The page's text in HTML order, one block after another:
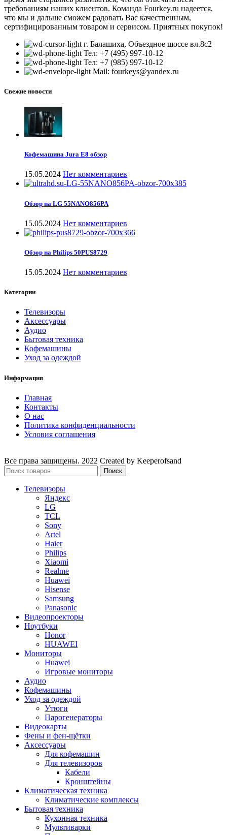
требованиям наших клиентов. Команда Fourkey.ru надеется,
что мы и дальше сможем радовать Вас качественным,
сертифицированным товаром и сервисом. Приятных покупок!
г. Балашиха, Объездное шоссе вл.8c2
Тел: +7 (495) 997-10-12
Тел: +7 (985) 997-10-12
Mail: fourkeys@yandex.ru
Свежие новости
Кофемашина Jura E8 обзор
15.05.2024 Нет комментариев
Обзор на LG 55NANO856PA
15.05.2024 Нет комментариев
Обзор на Philips 50PUS8729
15.05.2024 Нет комментариев
Категории
Телевизоры
Аксессуары
Аудио
Бытовая техника
Кофемашины
Уход за одеждой
Информация
Главная
Контакты
О нас
Политика конфиденциальности
Условия соглашения
Все права защищены. 2022 Created by Keeperofsand
Поиск
Телевизоры
Яндекс
LG
TCL
Sony
Artel
Haier
Philips
Xiaomi
Realme
Huawei
Hisense
Samsung
Panasonic
Видеопроекторы
Ноутбуки
Honor
HUAWEI
Мониторы
Huawei
Игровые мониторы
Аудио
Кофемашины
Уход за одеждой
Утюги
Парогенераторы
Видеокарты
Фены и фен-щётки
Аксессуары
Для кофемашин
Для телевизоров
Кабели
Кронштейны
Климатическая техника
Климатические комплексы
Бытовая техника
Кухонная техника
Мультиварки